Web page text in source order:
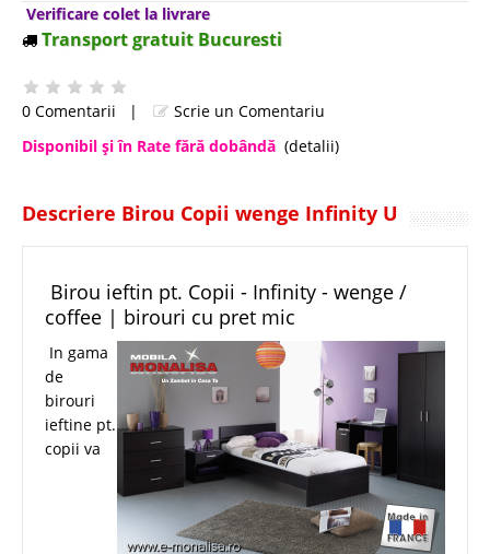
Verificare colet la livrare
Transport gratuit Bucuresti
0 Comentarii |
Scrie un Comentariu
Disponibil şi în Rate fără dobândă (detalii)
Descriere Birou Copii wenge Infinity U
Birou ieftin pt. Copii - Infinity - wenge /
coffee | birouri cu pret mic
In gama
de
birouri
ieftine pt.
copii va